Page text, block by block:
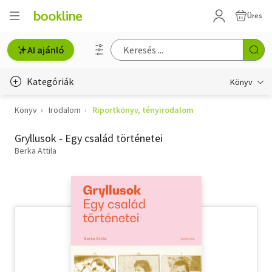
Üres
AI ajánló
Kategóriák Könyv
Életmód, egészség
Erotika
Könyv Irodalom Riportkönyv, tényirodalom
Gryllusok - Egy család történetei
Berka Attila